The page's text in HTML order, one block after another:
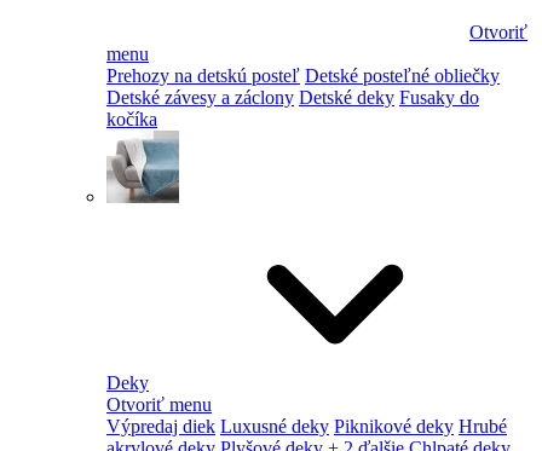
Otvoriť
menu
Prehozy na detskú posteľ Detské posteľné obliečky
Detské závesy a záclony Detské deky Fusaky do
kočíka
Deky
Otvoriť menu
Výpredaj diek Luxusné deky Piknikové deky Hrubé